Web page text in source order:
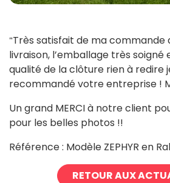
"Très satisfait de ma commande
livraison, l’emballage très
qualité de la clôture rien à redire
recommandé votre entreprise !
Un grand MERCI à notre client
pour les belles photos !!
Référence : Modèle ZEPHYR en
RETOUR AUX